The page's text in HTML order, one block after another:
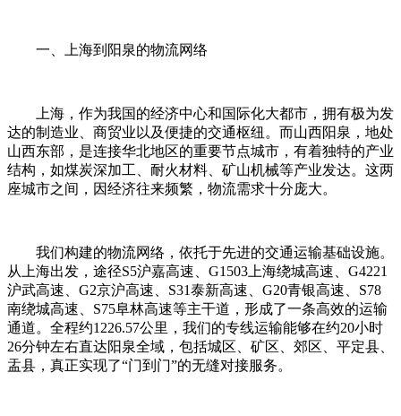
一、上海到阳泉的物流网络
上海，作为我国的经济中心和国际化大都市，拥有极为发
达的制造业、商贸业以及便捷的交通枢纽。而山西阳泉，地处
山西东部，是连接华北地区的重要节点城市，有着独特的产业
结构，如煤炭深加工、耐火材料、矿山机械等产业发达。这两
座城市之间，因经济往来频繁，物流需求十分庞大。
我们构建的物流网络，依托于先进的交通运输基础设施。
从上海出发，途径S5沪嘉高速、G1503上海绕城高速、G4221
沪武高速、G2京沪高速、S31泰新高速、G20青银高速、S78
南绕城高速、S75阜林高速等主干道，形成了一条高效的运输
通道。全程约1226.57公里，我们的专线运输能够在约20小时
26分钟左右直达阳泉全域，包括城区、矿区、郊区、平定县、
盂县，真正实现了“门到门”的无缝对接服务。